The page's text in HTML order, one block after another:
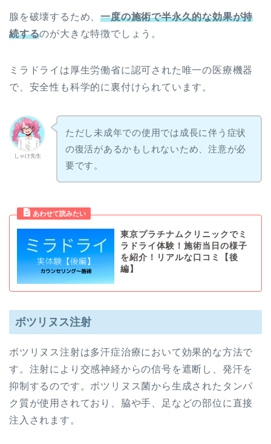
腺を破壊するため、一度の施術で半永久的な効果が持
続するのが大きな特徴でしょう。
ミラドライは厚生労働省に認可された唯一の医療機器
で、安全性も科学的に裏付けられています。
しゃけ先生
ただし未成年での使用では成長に伴う症状
の復活があるかもしれないため、注意が必
要です。
東京プラチナムクリニックでミ
ラドライ体験！施術当日の様子
を紹介！リアルな口コミ【後
編】
ボツリヌス注射
ボツリヌス注射は多汗症治療において効果的な方法で
す。注射により交感神経からの信号を遮断し、発汗を
抑制するのです。ボツリヌス菌から生成されたタンパ
ク質が使用されており、脇や手、足などの部位に直接
注入されます。